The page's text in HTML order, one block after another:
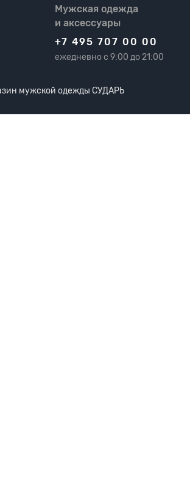
Мужская одежда
и аксессуары
+7 495 707 00 00
ежедневно с 9:00 до 21:00
мужской одежды СУДАРЬ